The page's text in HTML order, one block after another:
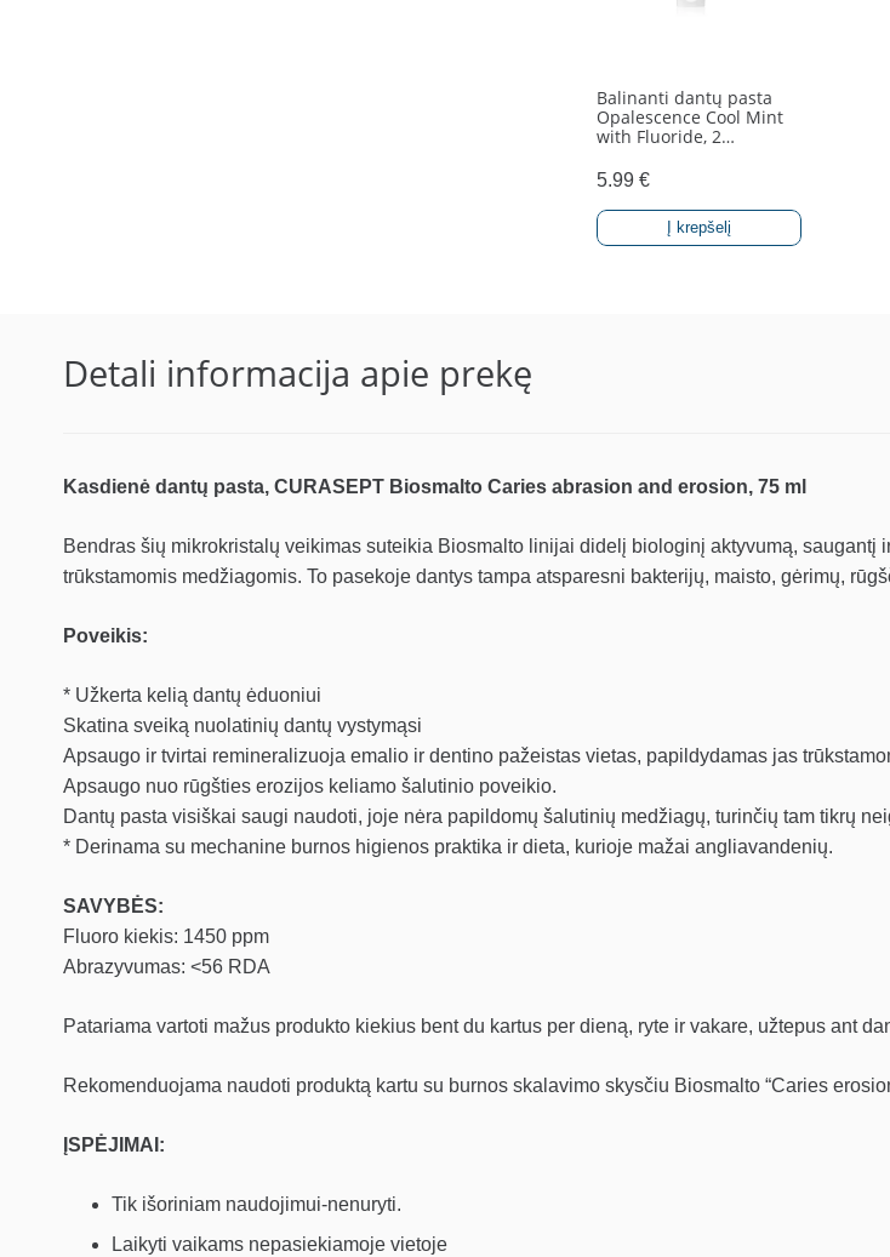
and
erosion,
ml
Balinanti dantų pasta
Opalescence Cool Mint
with Fluoride, 2…
5.99€
Į krepšelį
Detali informacija apie prekę
Kasdienė dantų pasta, CURASEPT Biosmalto Caries abrasion and erosion, 75 ml
Bendras šių mikrokristalų veikimas suteikia Biosmalto linijai didelį biologinį aktyvumą,
trūkstamomis medžiagomis. To pasekoje dantys tampa atsparesni bakterijų, maisto, gėrimų,
Poveikis:
* Užkerta kelią dantų ėduoniui
Skatina sveiką nuolatinių dantų vystymąsi
Apsaugo ir tvirtai remineralizuoja emalio ir dentino pažeistas vietas, papildydamas jas
Apsaugo nuo rūgšties erozijos keliamo šalutinio poveikio.
Dantų pasta visiškai saugi naudoti, joje nėra papildomų šalutinių medžiagų, turinčių tam tikrų
* Derinama su mechanine burnos higienos praktika ir dieta, kurioje mažai angliavandenių.
SAVYBĖS:
Fluoro kiekis: 1450 ppm
Abrazyvumas: <56 RDA
Patariama vartoti mažus produkto kiekius bent du kartus per dieną, ryte ir vakare, užtepus ant
Rekomenduojama naudoti produktą kartu su burnos skalavimo skysčiu Biosmalto “Caries
ĮSPĖJIMAI:
Tik išoriniam naudojimui-nenuryti.
Laikyti vaikams nepasiekiamoje vietoje